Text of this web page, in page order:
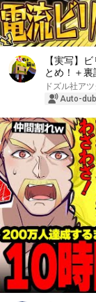
【実写】
とめ！＋
る/おんり
ドズル社ア
Auto-